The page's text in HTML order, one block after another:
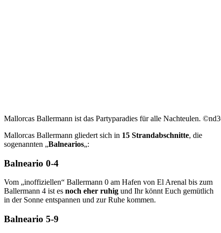
Mallorcas Ballermann ist das Partyparadies für alle Nachteulen.
Mallorcas Ballermann gliedert sich in 15 Strandabschnitte, die
sogenannten „Balnearios„:
Balneario 0-4
Vom „inoffiziellen“ Ballermann 0 am Hafen von El Arenal bis zum
Ballermann 4 ist es noch eher ruhig und Ihr könnt Euch gemütlich
in der Sonne entspannen und zur Ruhe kommen.
Balneario 5-9